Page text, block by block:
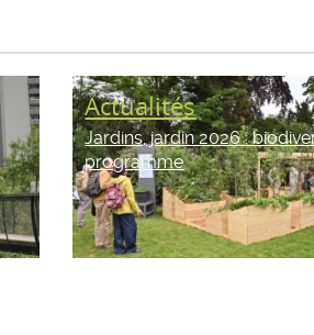
Jardins, jardin 2026 :
programme
Actualités